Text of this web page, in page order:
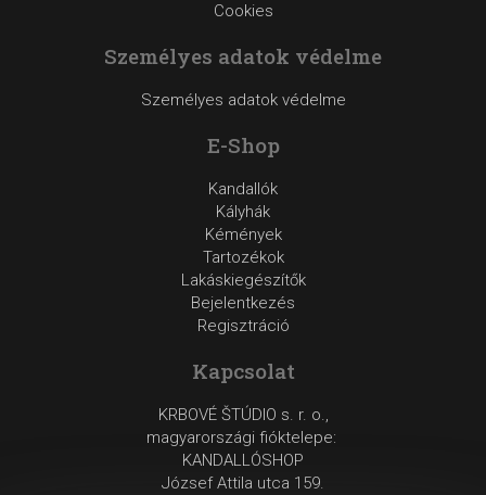
Cookies
Személyes adatok védelme
Személyes adatok védelme
E-Shop
Kandallók
Kályhák
Kémények
Tartozékok
Lakáskiegészítők
Bejelentkezés
Regisztráció
Kapcsolat
KRBOVÉ ŠTÚDIO s. r. o.,
magyarországi fióktelepe:
KANDALLÓSHOP
József Attila utca 159.